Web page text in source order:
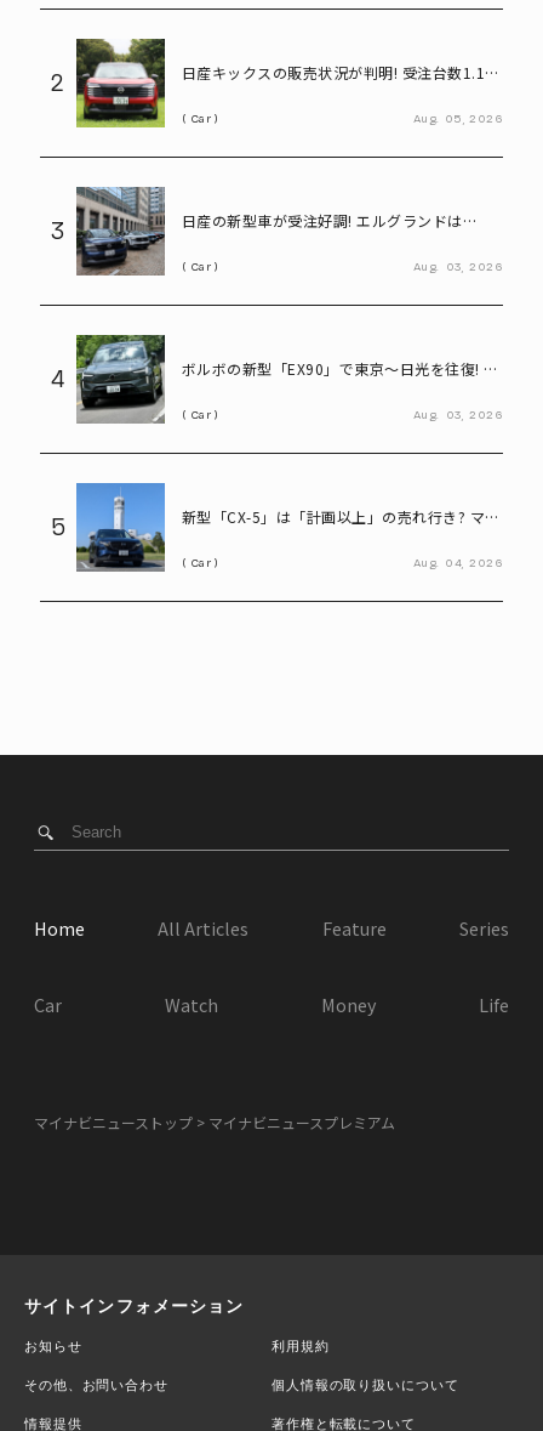
2
日産キックスの販売状況が判明! 受注台数1.1台
Car Aug. 05, 2026
3
日産の新型車が受注好調! エルグランドは
Car Aug. 03, 2026
4
ボルボの新型「EX90」で東京～日光を往復! い
Car Aug. 03, 2026
5
新型「CX-5」は「計画以上」の売れ行き? マツ
Car Aug. 04, 2026
Home All Articles Feature Series
Car Watch Money Life
マイナビニューストップ マイナビニュースプレミアム
サイトインフォメーション
お知らせ 利用規約
その他、お問い合わせ 個人情報の取り扱いについて
情報提供 著作権と転載について